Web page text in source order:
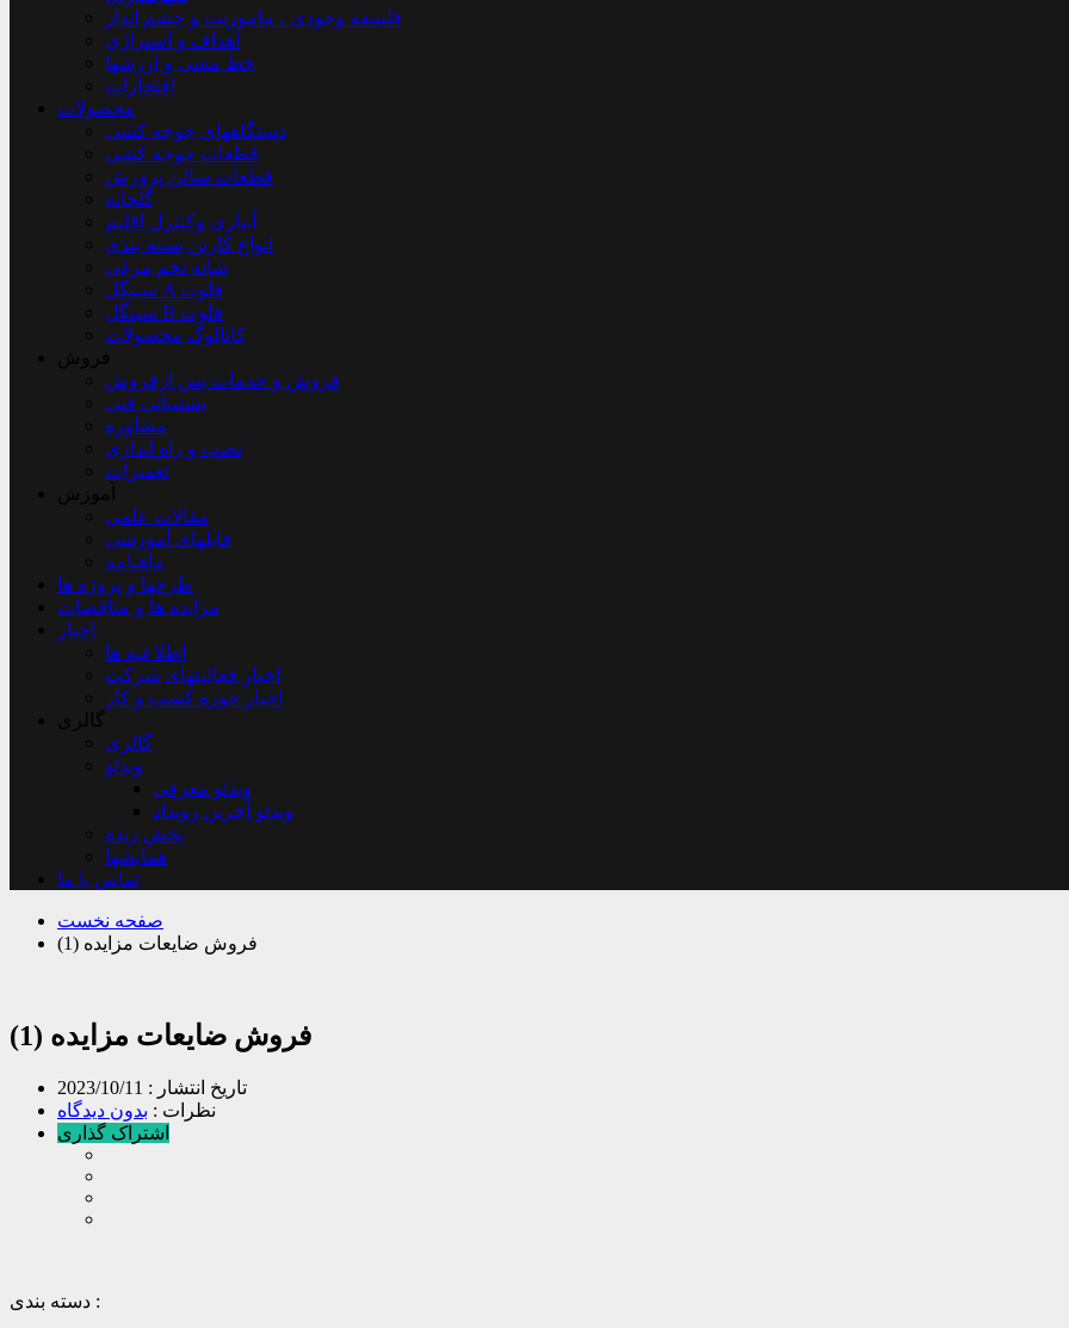
فلسفه وجودی ، ماموریت و چشم انداز
اهداف و استراژی
خط مشی و ارزشها
افتخارات
محصولات
دستگاههای جوجه کشی
قطعات جوجه کشی
قطعات سالن پرورش
گلخانه
آبیاری وکنترل اقلیم
انواع کارتن بسته بندی
شانه تخم مرغی
سینگل A فلوت
سینگل B فلوت
کاتالوگ محصولات
فروش و خدمات پس ازفروش
پشتیبانی فنی
مشاوره
نصب و راه اندازی
تعمیرات
مقالات علمی
فایلهای آموزشی
ماهنامه
طرحها و پروژه ها
مزایده ها و مناقصات
اخبار
اطلاعیه ها
اخبار فعالیتهای شرکت
اخبار حوزه کسب و کار
گالری
ویدئو
ویدئو معرفی
ویدئو آخرین رویداد
پخش زنده
همایشها
تماس با ما
صفحه نخست
فروش ضایعات مزایده (1)
فروش ضایعات مزایده (1)
تاریخ انتشار : 2023/10/11
نظرات : بدون دیدگاه
اشتراک گذاری
دسته بندی :